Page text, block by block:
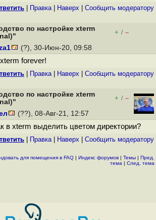
Правка| Наверх Cообщить модератору
по настройке xterm
+ / –
(?), 30-Июн-20, 09:58
forever!
Правка| Наверх Cообщить модератору
по настройке xterm
+ / –
(??), 08-Авг-21, 12:57
в xterm выделить цветом директории?
Правка| Наверх Cообщить модератору
для помещения в FAQ | Индекс форумов | Темы | Пред.
тема | След. тема